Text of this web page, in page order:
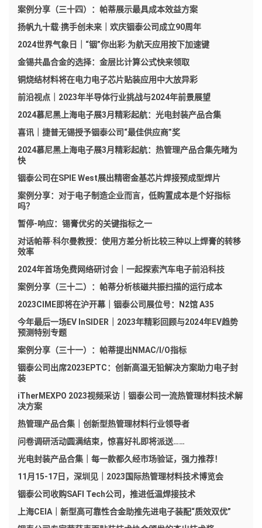
案例分享（三十四）：帕蒂展示最具成本效益方案
扬帆九十载·携手创未来｜欢庆铟泰公司成立90周年
2024世界气象日｜“铟”你出彩·为航天应用按下加速键
金锡共晶合金的选择：金层比计算公式快来领取
铜烧结材料将在电力电子芯片贴装应用中大放异彩
前沿视点｜2023年半导体行业挑战与2024年前景展望
2024慕尼黑上海电子展3月精彩起航：光电封装产品合集
喜讯｜捷普无锡授予铟泰公司“最佳供应商”奖
2024慕尼黑上海电子展3月精彩起航：热管理产品合集先睹为
快
铟泰公司在SPIE West展出精密金基芯片焊接预成型焊片
案例分享：对于电子制造企业而言，低购置成本是个好指标
吗？
暂停-响应：锡膏优劣的关键指标之一
对话帕蒂·科尔曼教授：使用方差分析比较三种以上焊膏的转移
效率
2024年首场免费网络研讨会｜一起探索汽车电子前沿科技
案例分享（三十二）：帕蒂分析核磁共振扫描的运行成本
2023CIME即将在沪开幕｜铟泰公司展位号：N2馆 A35
今年最后一场EV InSIDER｜2023年精彩回顾与2024年EV趋势
预测特别专题
案例分享（三十一）：帕蒂提出NMAC/I/O指标
铟泰公司出席2023EPTC：创新高温无铅解决方案助力电子封
装
iTherMEXPO 2023视频采访｜铟泰公司一流热管理材料技术解
决方案
热管理产品合集｜创新型热管理材料行业领导者
问卷调研活动圆满结束，惊喜好礼即将派送……
光电封装产品合集｜每一款都久经市场验证，强力推荐！
11月15-17日，深圳见｜2023国际热管理材料技术博览会
铟泰公司收购SAFI Tech公司，推进低温焊接技术
上海CEIA｜新型高可靠性合金助推先进电子装配“质效双优”